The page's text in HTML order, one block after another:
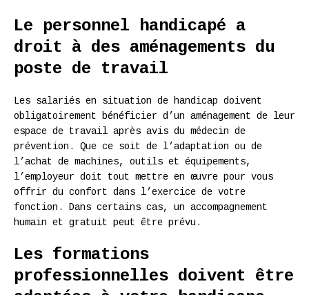
Le personnel handicapé a
droit à des aménagements du
poste de travail
Les salariés en situation de handicap doivent
obligatoirement bénéficier d’un aménagement de leur
espace de travail après avis du médecin de
prévention. Que ce soit de l’adaptation ou de
l’achat de machines, outils et équipements,
l’employeur doit tout mettre en œuvre pour vous
offrir du confort dans l’exercice de votre
fonction. Dans certains cas, un accompagnement
humain et gratuit peut être prévu.
Les formations
professionnelles doivent être